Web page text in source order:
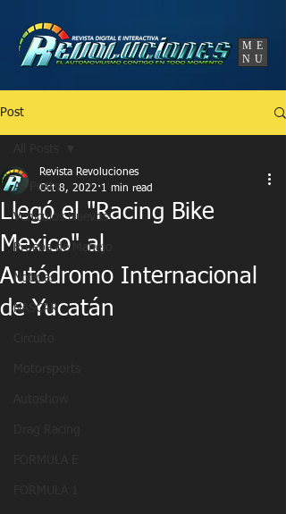
ME
NU
Post
All Posts
Vehículos Nuevos
Prueba de Manejo
Noticias
NASCAR
Llegó el "Racing Bike
Mexico" al
Autódromo Internacional
de Yucatán
Revista Revoluciones
Oct 8, 2022 1 min read